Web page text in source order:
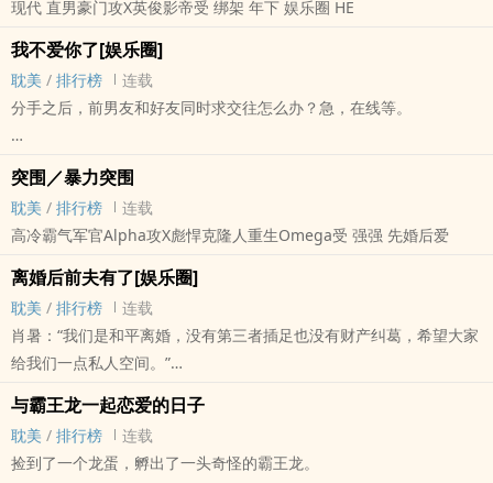
奕铭：“前辈，我也觉得不太合适。”
强制相亲一个月后……
撕得腥风血雨的粉丝：我家哥哥怎么回事？怎么又被拍到和对家同
框？？嗯？？？
现代 直男豪门攻X英俊影帝受 绑架 年下 娱乐圈 HE
我不爱你了[娱乐圈]
耽美 / 排行榜
连载
分手之后，前男友和好友同时求交往怎么办？急，在线等。
【观看指南】
1.追妻火葬场系列，1V1，白越泽×于褚(受)，防盗比例70%；
2.强强，年下，身体到精神，不太虐但爽(吧)；
3.双洁党勿入；
内容标签： 强强 年下 豪门世家 娱乐圈
突围／暴力突围
耽美 / 排行榜
连载
高冷霸气军官Alpha攻X彪悍克隆人重生Omega受 强强 先婚后爱
离婚后前夫有了[娱乐圈]
耽美 / 排行榜
连载
肖暑：“我们是和平离婚，没有第三者插足也没有财产纠葛，希望大家
给我们一点私人空间。”
他追回来。”
吃瓜群众目不暇接，可惜这对号称娱乐圈第一行动派＋闪婚真爱＋告
白狂魔的夫夫最后还是扯了离婚证。
与霸王龙一起恋爱的日子
耽美 / 排行榜
连载
捡到了一个龙蛋，孵出了一头奇怪的霸王龙。